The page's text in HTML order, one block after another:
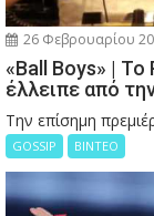
26 Φεβρουαρίου
«Ball Boys» | Το
έλλειπε από
Την επίσημη
GOSSIP ΒΙΝΤΕΟ